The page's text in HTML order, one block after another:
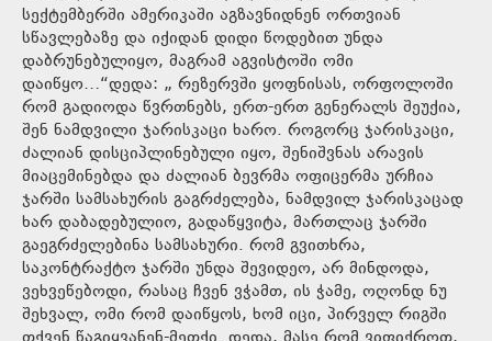
სექტემბერში ამერიკაში აგზავნიდნენ ორთვიან
სწავლებაზე და იქიდან დიდი წოდებით უნდა
დაბრუნებულიყო, მაგრამ აგვისტოში ომი
დაიწყო…“დედა: „ რეზერვში ყოფნისას, ორფოლოში
რომ გადიოდა წვრთნებს, ერთ-ერთ გენერალს შეუქია,
შენ ნამდვილი ჯარისკაცი ხარო. როგორც ჯარისკაცი,
ძალიან დისციპლინებული იყო, შენიშვნას არავის
მიაცემინებდა და ძალიან ბევრმა ოფიცერმა ურჩია
ჯარში სამსახურის გაგრძელება, ნამდვილ ჯარისკაცად
ხარ დაბადებულიო, გადაწყვიტა, მართლაც ჯარში
გაეგრძელებინა სამსახური. რომ გვითხრა,
საკონტრაქტო ჯარში უნდა შევიდეო, არ მინდოდა,
ვეხვეწებოდი, რასაც ჩვენ ვჭამთ, ის ჭამე, ოღონდ ნუ
შეხვალ, ომი რომ დაიწყოს, ხომ იცი, პირველ რიგში